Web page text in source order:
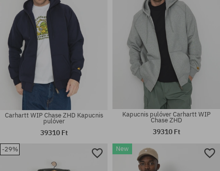
Elérhető méretek:
Elérhető méretek:
Carhartt WIP Chase ZHD Kapucnis
pulóver
39310 Ft
Kapucnis pulóver Carhartt WIP
Chase ZHD
39310 Ft
-29% New